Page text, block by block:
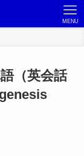
MENU
（英会話